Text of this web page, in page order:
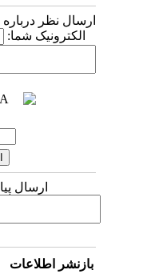
ارسال نظر درباره
الکترونیک شما:
ارسال
بازنشر اطلاعات